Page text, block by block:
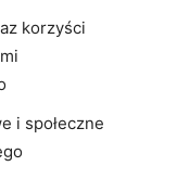
korzyści
i społeczne